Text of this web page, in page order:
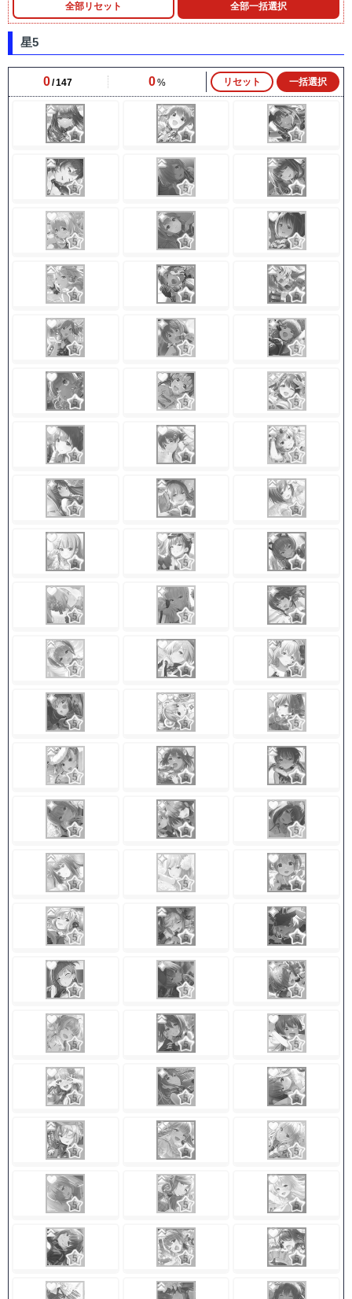
全部リセット 全部一括選択
星5
0 147 0 リセット 一括選択